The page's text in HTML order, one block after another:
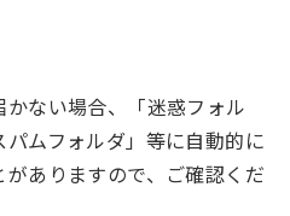
ない場合、「迷惑フォル
ムフォルダ」等に自動的に
ありますので、ご確認くだ